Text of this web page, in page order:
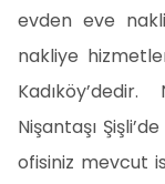
evden eve
nakliye
Nişantaşı
ofisiniz mevcut